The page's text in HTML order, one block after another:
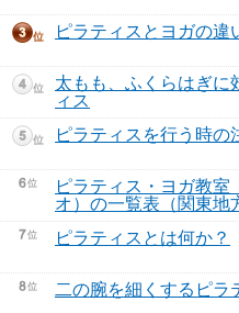
ピラティスとヨガの違
太もも、ふくらはぎに
ィス
ピラティスを行う時の
ピラティス・ヨガ教室
オ）の一覧表（関東地
ピラティスとは何か？
二の腕を細くするピラ